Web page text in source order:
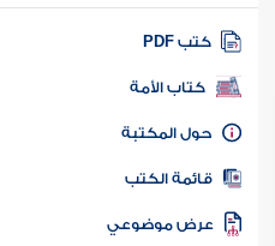
كتب PDF
كتاب الأمة
المكتبة
الكتب